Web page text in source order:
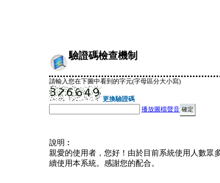
驗證碼檢查機制
請輸入您在下圖中看到的字元(字母區分大小寫)
更換驗證碼
播放圖檔聲音
說明︰
親愛的使用者，您好！由於目前系統使用人數眾
續使用本系統。感謝您的配合。